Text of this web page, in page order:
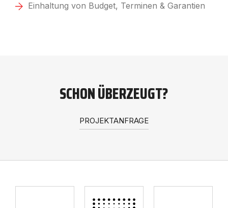
Einhaltung von Budget, Terminen & Garantien
SCHON ÜBERZEUGT?
PROJEKTANFRAGE